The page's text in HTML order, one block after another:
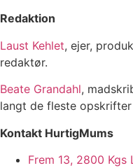
Redaktion
Laust Kehlet, ejer,
redaktør.
Beate Grandahl,
langt de fleste
Kontakt HurtigMums
Frem 13, 2800 Kgs